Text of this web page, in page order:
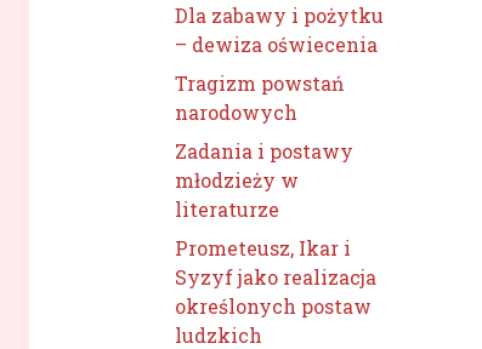
Dla zabawy i pożytku
– dewiza oświecenia
Tragizm powstań
narodowych
Zadania i postawy
młodzieży w
literaturze
Prometeusz, Ikar i
Syzyf jako realizacja
określonych postaw
ludzkich